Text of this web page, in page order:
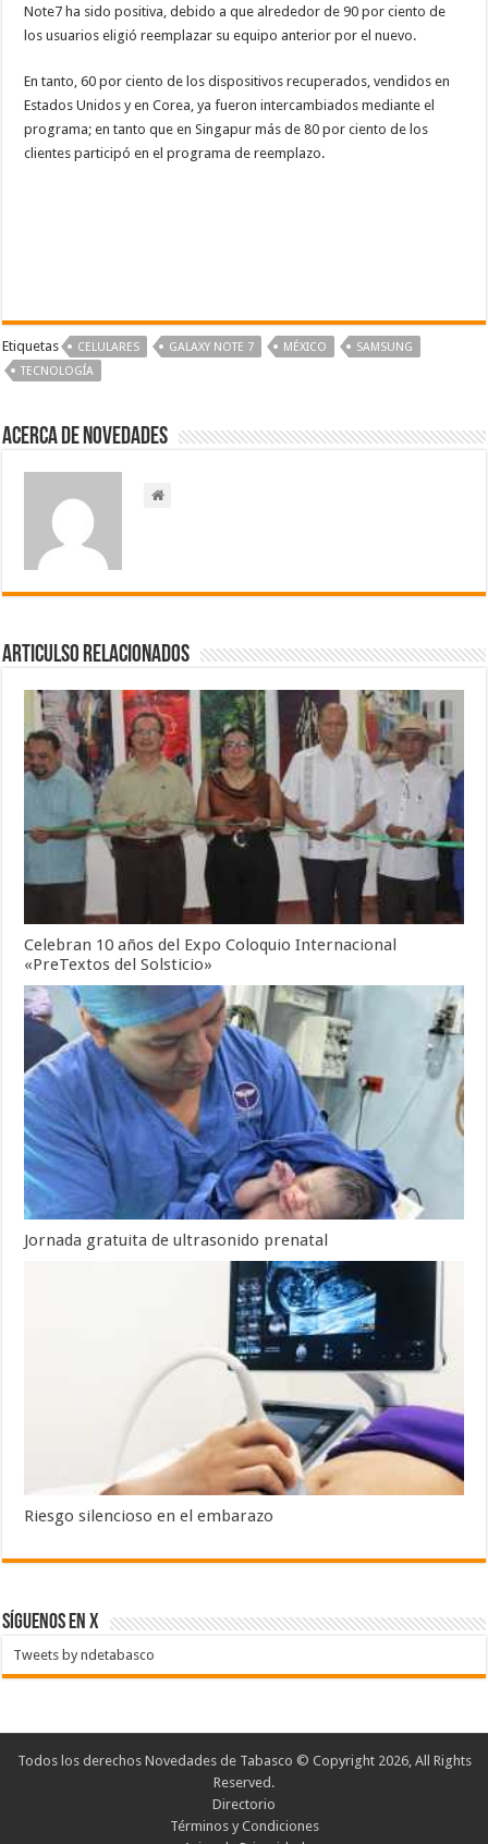
Note7 ha sido positiva, debido a que alrededor de 90 por ciento de
los usuarios eligió reemplazar su equipo anterior por el nuevo.
En tanto, 60 por ciento de los dispositivos recuperados, vendidos en
Estados Unidos y en Corea, ya fueron intercambiados mediante el
programa; en tanto que en Singapur más de 80 por ciento de los
clientes participó en el programa de reemplazo.
Etiquetas CELULARES GALAXY NOTE 7 MÉXICO
SAMSUNG
TECNOLOGÍA
Acerca de NOVEDADES
Articulso Relacionados
Celebran 10 años del Expo Coloquio Internacional
«PreTextos del Solsticio»
Jornada gratuita de ultrasonido prenatal
Riesgo silencioso en el embarazo
SÍGUENOS EN X
Tweets by ndetabasco
Todos los derechos Novedades de Tabasco © Copyright 2026, All Rights
Reserved.
Directorio
Términos y Condiciones